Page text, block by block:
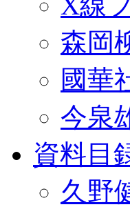
森岡
國華
今泉
資料目
久野